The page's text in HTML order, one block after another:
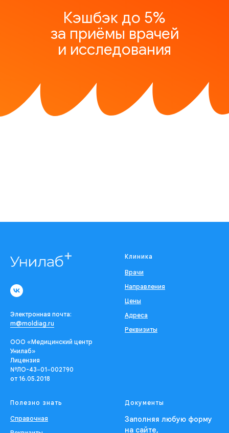
Кэшбэк до 5%
за приёмы врачей
и исследования
Электронная почта:
m@moldiag.ru
ООО «Медицинский центр
Унилаб»
Лицензия
№ЛО-43−01−002790
от 16.05.2018
Клиника
Врачи
Направления
Цены
Адреса
Реквизиты
Полезно знать
Справочная
Документы
Заполняя любую форму
на сайте,